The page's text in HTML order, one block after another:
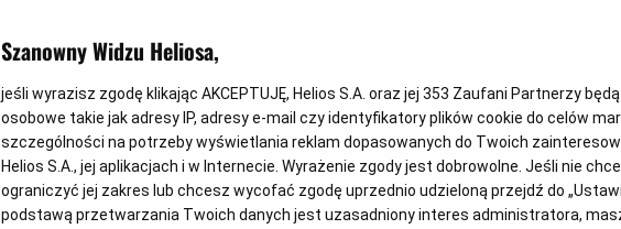
Mistrzostwa
Anglia -
Oryginalny
Mistrzostwa Świata FIFA 2026 - Półfinał Gatunek
Sportowy
OBSERWUJ
Szanowny Widzu Heliosa,
jeśli wyrazisz zgodę klikając AKCEPTUJĘ, Helios S.A. oraz jej 353 Zaufani Partnerzy
osobowe takie jak adresy IP, adresy e-mail czy identyfikatory plików cookie do celów
szczególności na potrzeby wyświetlania reklam dopasowanych do Twoich
Helios S.A., jej aplikacjach i w Internecie. Wyrażenie zgody jest dobrowolne. Jeśli nie
ograniczyć jej zakres lub chcesz wycofać zgodę uprzednio udzieloną przejdź do
podstawą przetwarzania Twoich danych jest uzasadniony interes administratora,